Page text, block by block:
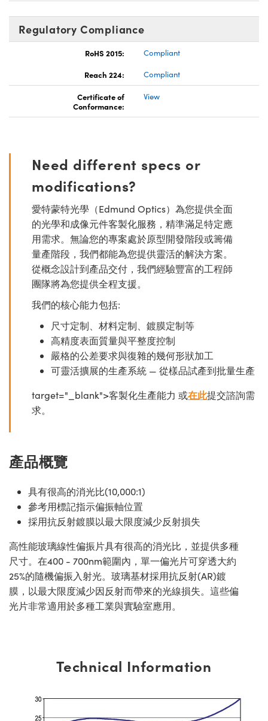
Regulatory Compliance
RoHS 2015:
Compliant
Reach 224:
Compliant
Certificate of
Conformance:
View
Need different specs or
modifications?
愛特蒙特光學（Edmund Optics）為您提供全面
的光學和成像元件客製化服務，精準滿足特定應
用需求。無論您的專案處於原型開發階段或籌備
量產階段，我們都能為您提供靈活的解決方案。
從概念設計到產品交付，我們經驗豐富的工程師
團隊將為您提供全程支援。
我們的核心能力包括:
尺寸定制、材料定制、鍍膜定制等
高精度表面質量與平整度控制
嚴格的公差要求與復雜的幾何形狀加工
可靈活擴展的生產系統 — 從樣品試產到批量生產
target="_blank">客製化生產能力 或在此提交諮詢需
求。
產品概覽
具有很高的消光比(10,000:1)
參考用標記指示偏振軸位置
採用抗反射鍍膜以最大限度減少反射損失
高性能玻璃線性偏振片具有很高的消光比，並提供多種
尺寸。在400 - 700nm範圍內，單一偏光片可穿透大約
25%的隨機偏振入射光。玻璃基材採用抗反射(AR)鍍
膜，以最大限度減少因反射而帶來的光線損失。這些偏
光片非常適用於多種工業與實驗室應用。
Technical Information